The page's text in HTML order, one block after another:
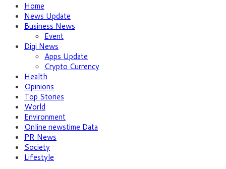
Home
News Update
Business News
Event
Digi News
Apps Update
Crypto Currency
Health
Opinions
Top Stories
World
Environment
Online newstime Data
PR News
Society
Lifestyle